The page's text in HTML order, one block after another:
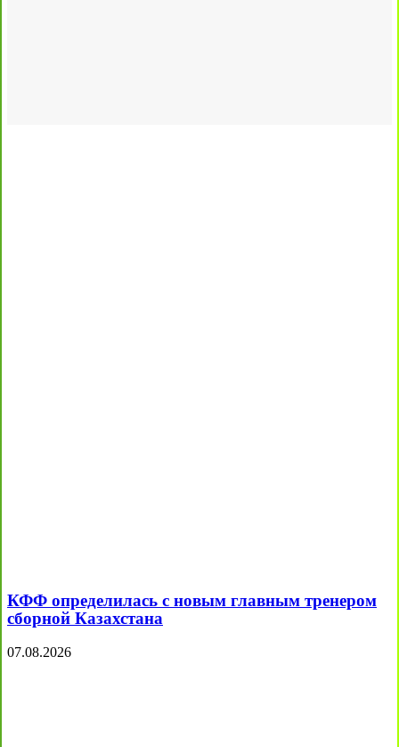
КФФ определилась с новым главным тренером
сборной Казахстана
07.08.2026